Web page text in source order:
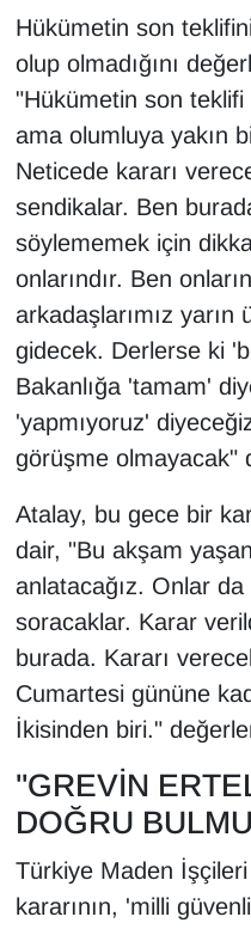
Hükümetin son
olup olmadığını
"Hükümetin son
ama olumluya yakın
Neticede kararı
sendikalar. Ben
söylememek için
onlarındır. Ben
arkadaşlarımız yarın
gidecek. Derlerse ki
Bakanlığa 'tamam'
'yapmıyoruz'
görüşme olmayacak"
Atalay, bu gece bir
dair, "Bu akşam
anlatacağız. Onlar
soracaklar. Karar
burada. Kararı
Cumartesi gününe
İkisinden biri."
"GREVİN
DOĞRU
Türkiye Maden İşçileri
kararının, 'milli